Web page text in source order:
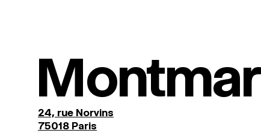
24, rue Norvins
75018 Paris